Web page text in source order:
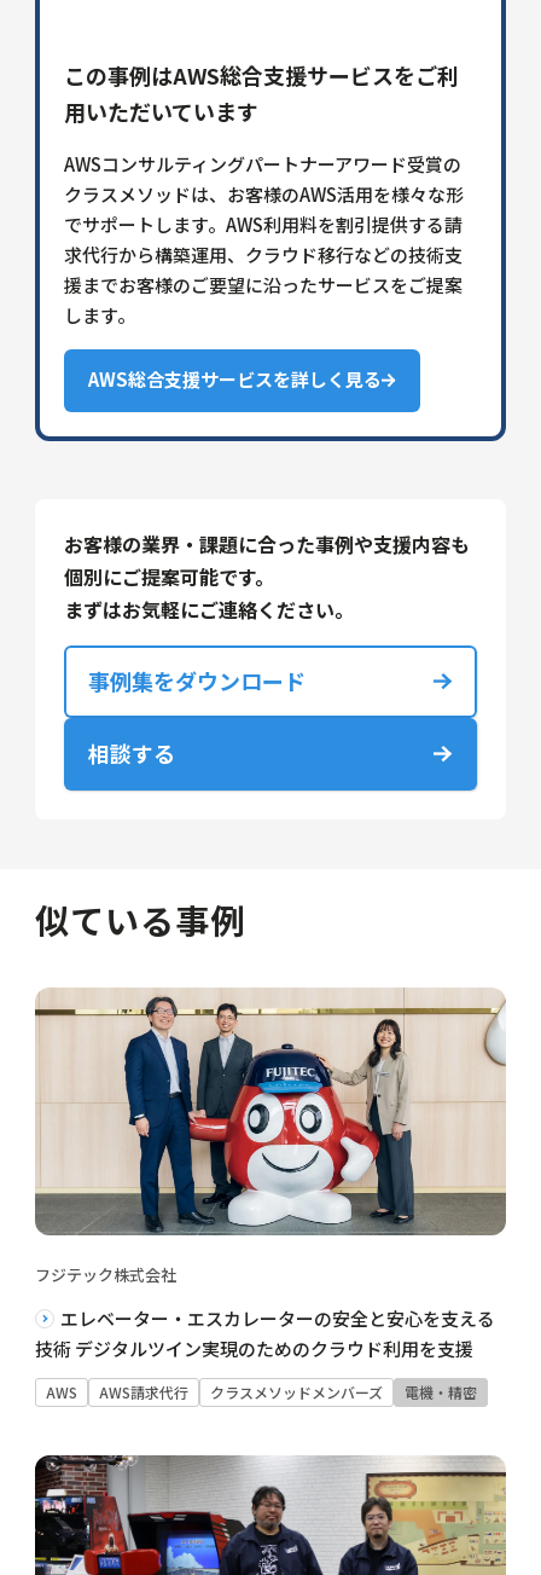
この事例はAWS総合支援サービスをご利
用いただいています
AWSコンサルティングパートナーアワード受賞の
クラスメソッドは、お客様のAWS活用を様々な形
でサポートします。AWS利用料を割引提供する請
求代行から構築運用、クラウド移行などの技術支
援までお客様のご要望に沿ったサービスをご提案
します。
AWS総合支援サービスを詳しく見る
お客様の業界・課題に合った事例や支援内容も
個別にご提案可能です。
まずはお気軽にご連絡ください。
事例集をダウンロード
相談する
似ている事例
フジテック株式会社
エレベーター・エスカレーターの安全と安心を支える
技術 デジタルツイン実現のためのクラウド利用を支援
AWS AWS請求代行 クラスメソッドメンバーズ 電機・精密